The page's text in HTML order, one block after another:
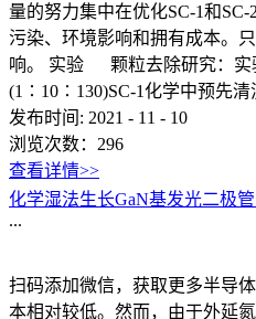
量的努力集中在优化SC-1和
污染、环境影响和拥有成本。
响。 实验 颗粒去除研究：实
(1∶10∶130)SC-1化学中预先清
发布时间: 2021 - 11 - 10
浏览次数： 296
查看详情>>
化学湿法生长GaN基发光二极
...
扫码添加微信，获取更多半导
本相对较低。然而，由于外延